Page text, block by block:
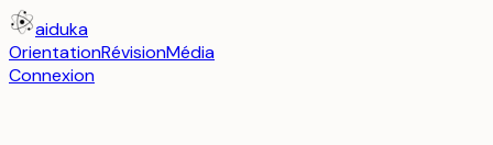
aiduka
OrientationRévisionMédia
Connexion